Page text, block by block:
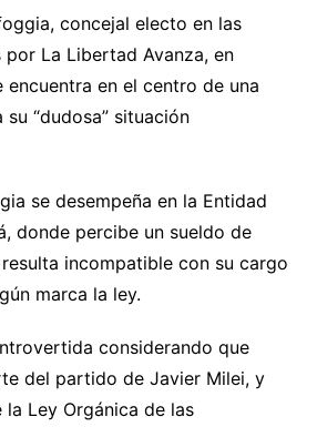
concejal electo en las
por La Libertad Avanza, en
encuentra en el centro de una
“dudosa” situación
se desempeña en la Entidad
donde percibe un sueldo de
resulta incompatible con su cargo
marca la ley.
considerando que
del partido de Javier Milei, y
Ley Orgánica de las